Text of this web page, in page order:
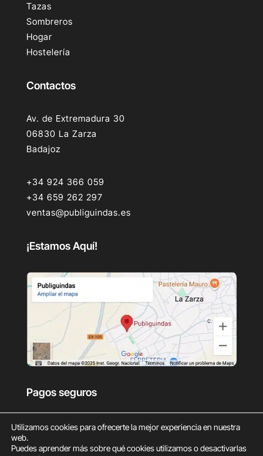
Tazas
Sombreros
Hogar
Hostelería
Contactos
Av. de Extremadura 30
06830 La Zarza
Badajoz
+34 924 366 059
+34 659 262 297
ventas@publiguindas.es
¡Estamos Aquí!
Pagos seguros
Utilizamos cookies para ofrecerte la mejor experiencia en nuestra
web.
Puedes aprender más sobre qué cookies utilizamos o desactivarlas